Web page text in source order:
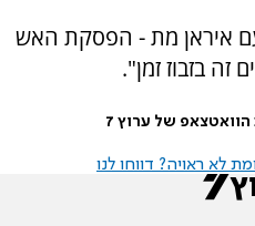
איראן מת - הפסקת האש
בזבוז זמן".
של ערוץ 7
לא ראויה? דווחו לנו